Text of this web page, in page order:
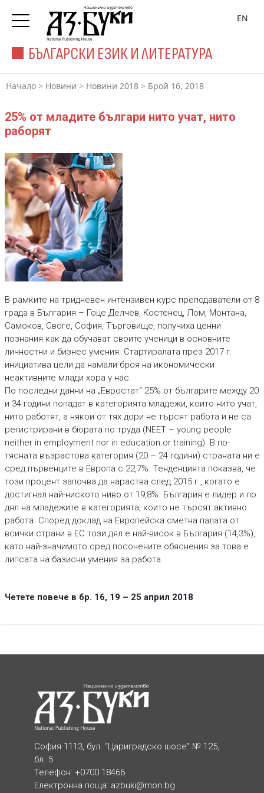
БЪЛГАРСКИ ЕЗИК И ЛИТЕРАТУРА
EN
Начало > Новини > Новини 2018 > Брой 16, 2018
25% от младите българи нито учат, нито
раборят
В рамките на тридневен интензивен курс преподаватели от 8
града в България – Гоце Делчев, Костенец, Лом, Монтана,
Самоков, Своге, София, Търговище, получиха ценни
познания как да обучават своите ученици в основните
личностни и бизнес умения. Стартиралата през 2017 г.
инициатива цели да намали броя на икономически
неактивните млади хора у нас.
По последни данни на „Евростат“ 25% oт българите между 20
и 34 години попадат в категорията младежи, които нито учат,
нито работят, а някои от тях дори не търсят работа и не са
регистрирани в бюрата по труда (NEET – young people
neither in employment nor in education or training). В по-
тясната възрастова категория (20 – 24 години) страната ни е
сред първенците в Европа с 22,7%. Тенденцията показва, че
този процент започва да нараства след 2015 г., когато е
достигнал най-ниското ниво от 19,8%. България е лидер и по
дял на младежите в категорията, които не търсят активно
работа. Според доклад на Европейска сметна палата от
всички страни в ЕС този дял е най-висок в България (14,3%),
като най-значимото сред посочените обяснения за това е
липсата на базисни умения за работа.
Четете повече в бр. 16, 19 – 25 април 2018
София 1113, бул. “Цариградско шосе” № 125,
бл. 5
Телефон: +0700 18466
Електронна поща: azbuki@mon.bg